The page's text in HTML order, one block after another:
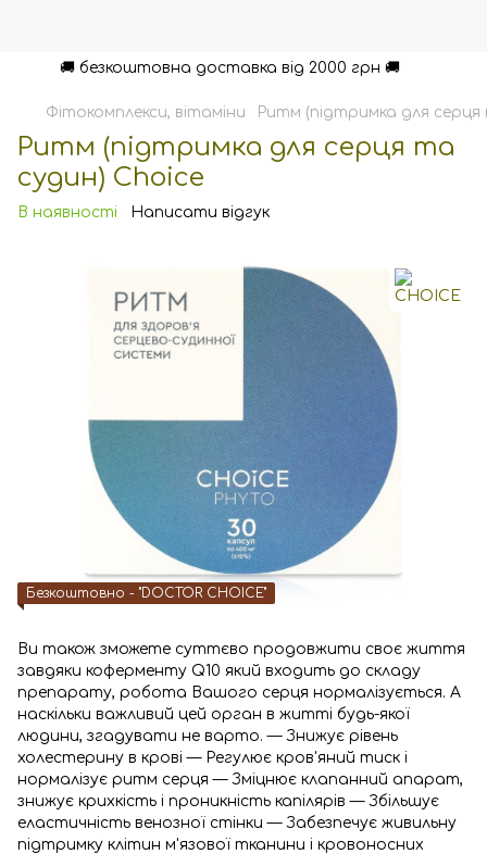
🚚 безкоштовна доставка від 2000 грн 🚚
Фітокомплекси, вітаміни Ритм (підтримка для
Ритм (підтримка для серця та
судин) Choice
В наявності Написати відгук
Безкоштовно - "DOCTOR CHOICE"
Ви також зможете суттєво продовжити своє життя
завдяки коферменту Q10 який входить до складу
препарату, робота Вашого серця нормалізується. А
наскільки важливий цей орган в житті будь-якої
людини, згадувати не варто. — Знижує рівень
холестерину в крові — Регулює кров'яний тиск і
нормалізує ритм серця — Зміцнює клапанний апарат,
знижує крихкість і проникність капілярів — Збільшує
еластичність венозної стінки — Забезпечує живильну
підтримку клітин м'язової тканини і кровоносних